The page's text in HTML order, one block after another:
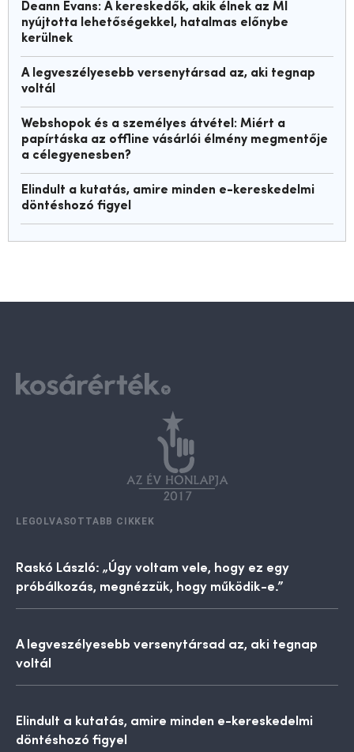
Deann Evans: A kereskedők, akik élnek az MI
nyújtotta lehetőségekkel, hatalmas előnybe
kerülnek
A legveszélyesebb versenytársad az, aki tegnap
voltál
Webshopok és a személyes átvétel: Miért a
papírtáska az offline vásárlói élmény megmentője
a célegyenesben?
Elindult a kutatás, amire minden e-kereskedelmi
döntéshozó figyel
LEGOLVASOTTABB CIKKEK
Raskó László: „Úgy voltam vele, hogy ez egy
próbálkozás, megnézzük, hogy működik-e.”
A legveszélyesebb versenytársad az, aki tegnap
voltál
Elindult a kutatás, amire minden e-kereskedelmi
döntéshozó figyel